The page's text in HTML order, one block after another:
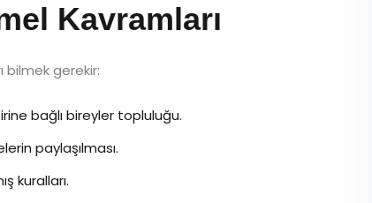
Kavramları
bilmek gerekir:
bağlı bireyler topluluğu.
paylaşılması.
kuralları.